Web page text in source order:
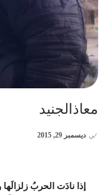
معاذالجنيد
في ديسمبر 29, 2015
إذا نادَت الحربُ